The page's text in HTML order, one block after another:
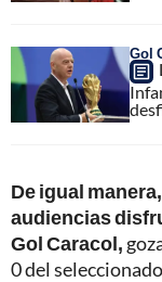
Gol
De igual
audiencias
Gol Caracol,
0 del